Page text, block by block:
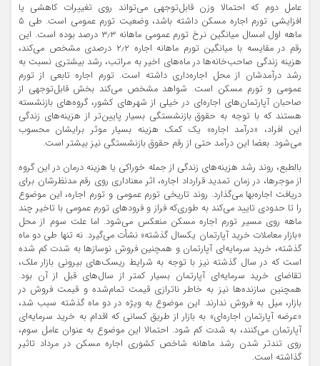
عامل دوم که احتمالا وزن قابل‌توجهی می‌تواند روی تغییرات کاهشی یا
افزایشی تورم اجاره مسکن داشته باشد، وضعیت تورم عمومی است. طی ۵
ماهه اول امسال میانگین نرخ تورم عمومی ماهانه ۳٫۳ درصد بوده است. این
رقم در مقایسه با میانگین تورم ماهانه اجاره ۲٫۲ درصدی مشخص می‌کند،
هزینه زندگی صاحب‌خانه‌ها در ماه‌های اخیر به مراتب، رشد بیشتری نسبت به
رشد درآمدشان از محل اجاره‌داری داشته است. تورم اجاره تابعی از تورم
عمومی و تورم مسکن است. شواهد مشخص می‌کند بخش قابل‌توجهی از
صاحبان آپارتمان‌های اجاره‌ای در خیلی از شهرهای کشور، گروه‌های بازنشسته
هستند که با توجه به حقوق بازنشستگی بسیار پایین‌تر از هزینه‌های زندگی
این افراد، «درآمد اجاره» یک کمک هزینه بسیار موثر برایشان محسوب
می‌شود. بعضا این درآمد حتی از رقم حقوق بازنشستگی نیز بیشتر است.
بالطبع، روند رشد هزینه‌های زندگی از جمله خوراکی یا هزینه درمان در این گروه
از موجرها، در زمان تمدید قرارداد اجاره، اثر معناداری روی رقم مدنظرشان برای
دریافت اجاره‌بها می‌گذارد. روند تاریخی تورم عمومی و تورم اجاره، این موضوع
را تا حدودی تایید می‌کند به طوری‌که فراز و فرودهای تورم عمومی با تاخیر چند
ماهه روی مسیر تورم اجاره مسکن منعکس می‌شود. اما علت سوم از محل
«بازار معاملات خرید آپارتمان یکسال گذشته» نشأت می‌گیرد. نه تنها طی دو ماه
گذشته، خرید سرمایه‌ای آپارتمان و همچنین فروش نوسازها به شدت کم شده
است که در سال گذشته نیز با توجه به شرایط ریسک‌های بیرونی بازار ملک،
تقاضای خرید سرمایه‌ای آپارتمان بسیار کمتر از سال‌های قبل از آن بود.
همچنین سازنده‌ها نیز به خاطر ناترازی قیمت تمام‌شده و قیمت فروش در
بازار، میل به فروش ندارند. این موضوع به ویژه در دو ماه گذشته سبب شد،
«عرضه آپارتمان اجاره‌ای» به بازار از طریق کسانی که اقدام به خرید سرمایه‌ای
آپارتمان می‌کنند، به شدت کم شود. احتمالا این موضوع به عنوان عامل سوم،‌
روی تندتر شدن رشد ماهانه شاخص کشوری اجاره مسکن در مرداد تاثیر
گذاشته است.